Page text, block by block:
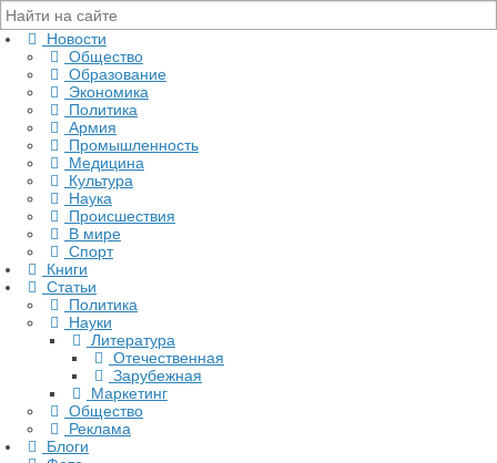
Новости
Общество
Образование
Экономика
Политика
Армия
Промышленность
Медицина
Культура
Наука
Происшествия
В мире
Спорт
Книги
Статьи
Политика
Науки
Литература
Отечественная
Зарубежная
Маркетинг
Общество
Реклама
Блоги